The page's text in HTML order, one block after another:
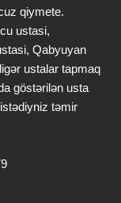
qiymete.
ustasi,
Qabyuyan
ustalar tapmaq
göstərilən usta
təmir